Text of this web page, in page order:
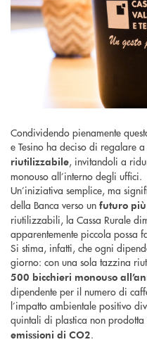
Condividendo pienamente
e Tesino ha deciso di regalare
riutilizzabile, invitandoli a
monouso all’interno degli uffici.
Un’iniziativa semplice, ma
della Banca verso un futuro
riutilizzabili, la Cassa Rurale
apparentemente piccola possa
Si stima, infatti, che ogni
giorno: con una sola tazzina
500 bicchieri monouso
dipendente per il numero di
l’impatto ambientale positivo
quintali di plastica non
emissioni di CO2.